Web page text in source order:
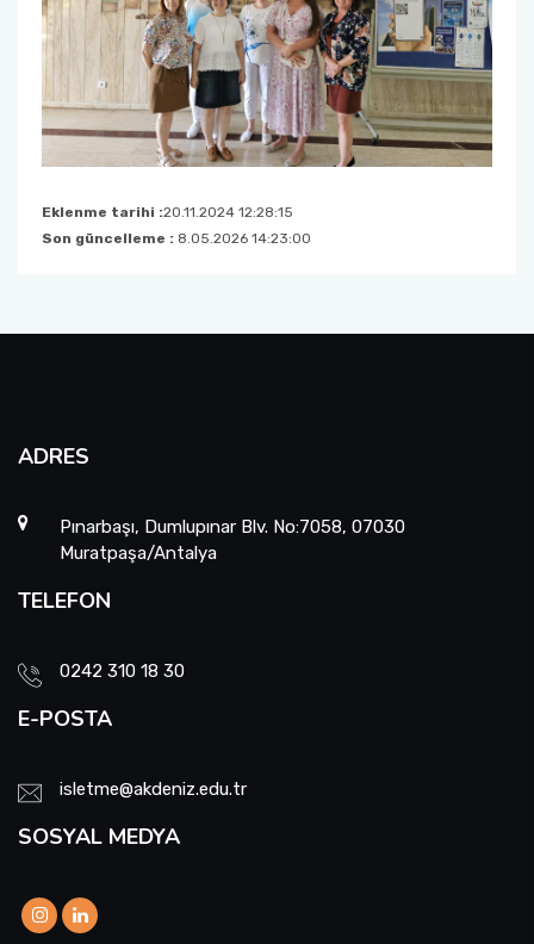
Eklenme tarihi :20.11.2024 12:28:15
Son güncelleme : 8.05.2026 14:23:00
ADRES
Pınarbaşı, Dumlupınar Blv. No:7058, 07030
Muratpaşa/Antalya
TELEFON
0242 310 18 30
E-POSTA
isletme@akdeniz.edu.tr
SOSYAL MEDYA